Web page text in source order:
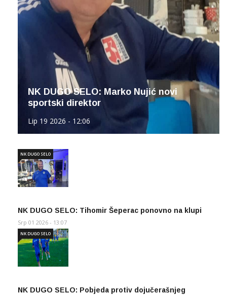
NK DUGO SELO: Marko Nujić novi
sportski direktor
Lip 19 2026 - 12:06
NK DUGO SELO: Tihomir Šeperac ponovno na klupi
NK DUGO SELO
Srp 01 2026 - 13:07
NK DUGO SELO: Pobjeda protiv dojučerašnjeg
NK DUGO SELO